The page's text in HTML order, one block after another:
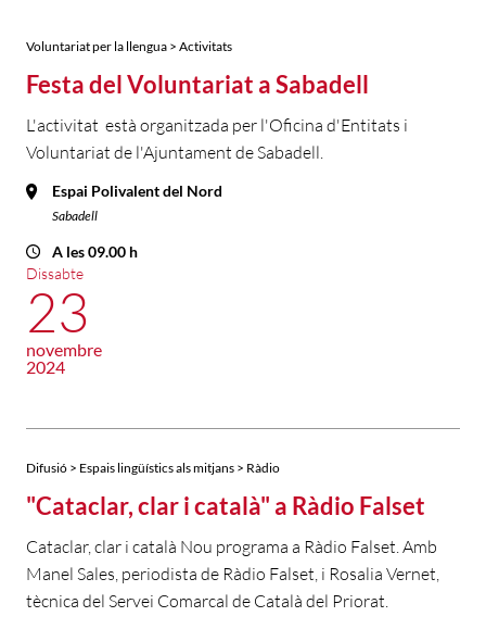
Voluntariat per la llengua > Activitats
Festa del Voluntariat a Sabadell
L'activitat està organitzada per l'Oficina d'Entitats i
Voluntariat de l'Ajuntament de Sabadell.
Espai Polivalent del Nord
Sabadell
A les 09.00 h
Dissabte
23
novembre
2024
Difusió > Espais lingüístics als mitjans > Ràdio
"Cataclar, clar i català" a Ràdio Falset
Cataclar, clar i català Nou programa a Ràdio Falset. Amb
Manel Sales, periodista de Ràdio Falset, i Rosalia Vernet,
tècnica del Servei Comarcal de Català del Priorat.